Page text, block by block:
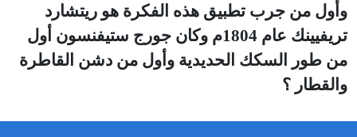
وأول من جرب تطبيق هذه الفكرة هو ريتشارد
تريفيينك عام 1804م وكان جورج ستيفنسون أول
من طور السكك الحديدية وأول من دشن القاطرة
والقطار ؟